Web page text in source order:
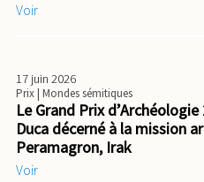
Voir
17 juin 2026
Prix| Mondes sémitiques
Le Grand Prix
Duca décerné à la mission
Peramagron, Irak
Voir